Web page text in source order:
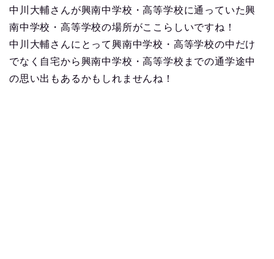
中川大輔さんが興南中学校・高等学校に通っていた興
南中学校・高等学校の場所がここらしいですね！
中川大輔さんにとって興南中学校・高等学校の中だけ
でなく自宅から興南中学校・高等学校までの通学途中
の思い出もあるかもしれませんね！